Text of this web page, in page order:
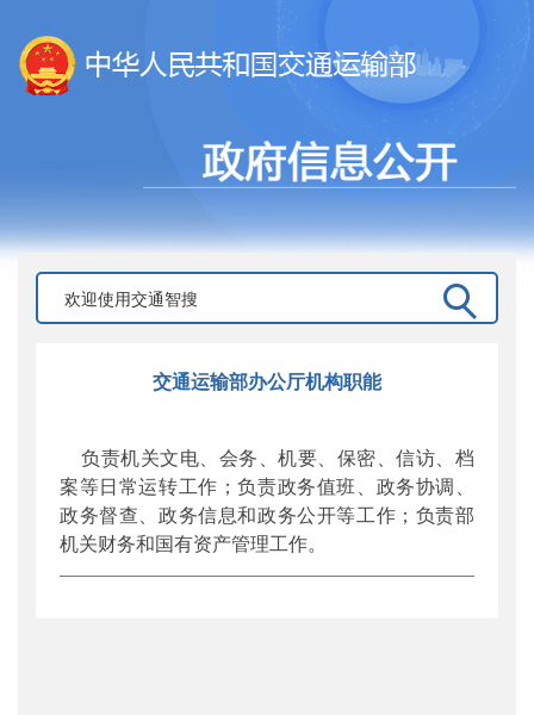
交通运输部办公厅机构职能
负责机关文电、会务、机要、保密、信访、档
案等日常运转工作；负责政务值班、政务协调、
政务督查、政务信息和政务公开等工作；负责部
机关财务和国有资产管理工作。